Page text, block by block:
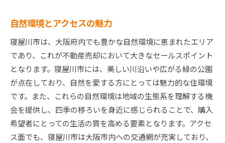
自然環境とアクセスの魅力
寝屋川市は、大阪府内でも豊かな自然環境に恵まれたエリア
であり、これが不動産売却において大きなセールスポイント
となります。寝屋川市には、美しい川沿いや広がる緑の公園
が点在しており、自然を愛する方にとっては魅力的な住環境
です。また、これらの自然環境は地域の生態系を理解する機
会を提供し、四季の移ろいを身近に感じられることで、購入
希望者にとっての生活の質を高める要素となります。アクセ
ス面でも、寝屋川市は大阪市内への交通網が充実しており、